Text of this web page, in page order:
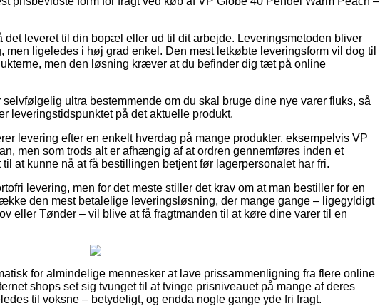
det leveret til din bopæl eller ud til dit arbejde. Leveringsmetoden bliver
ligeledes i høj grad enkel. Den mest letkøbte leveringsform vil dog til
men den løsning kræver at du befinder dig tæt på online
ultra bestemmende om du skal bruge dine nye varer fluks, så
leveringstidspunktet på det aktuelle produkt.
levering efter en enkelt hverdag på mange produkter, eksempelvis VP
men som trods alt er afhængig af at ordren gennemføres inden et
at kunne nå at få bestillingen betjent før lagerpersonalet har fri.
levering, men for det meste stiller det krav om at man bestiller for en
den mest betalelige leveringsløsning, der mange gange – ligegyldigt
eller Tønder – vil blive at få fragtmanden til at køre dine varer til en
for almindelige mennesker at lave prissammenligning fra flere online
shops set sig tvunget til at tvinge prisniveauet på mange af deres
til voksne – betydeligt, og endda nogle gange yde fri fragt.